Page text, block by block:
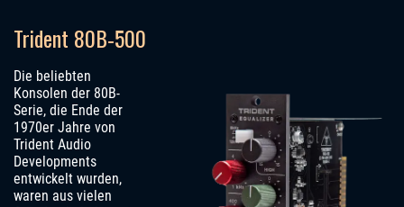
Trident 80B‑500
Die beliebten
Konsolen der 80B-
Serie, die Ende der
1970er Jahre von
Trident Audio
Developments
entwickelt wurden,
waren aus vielen